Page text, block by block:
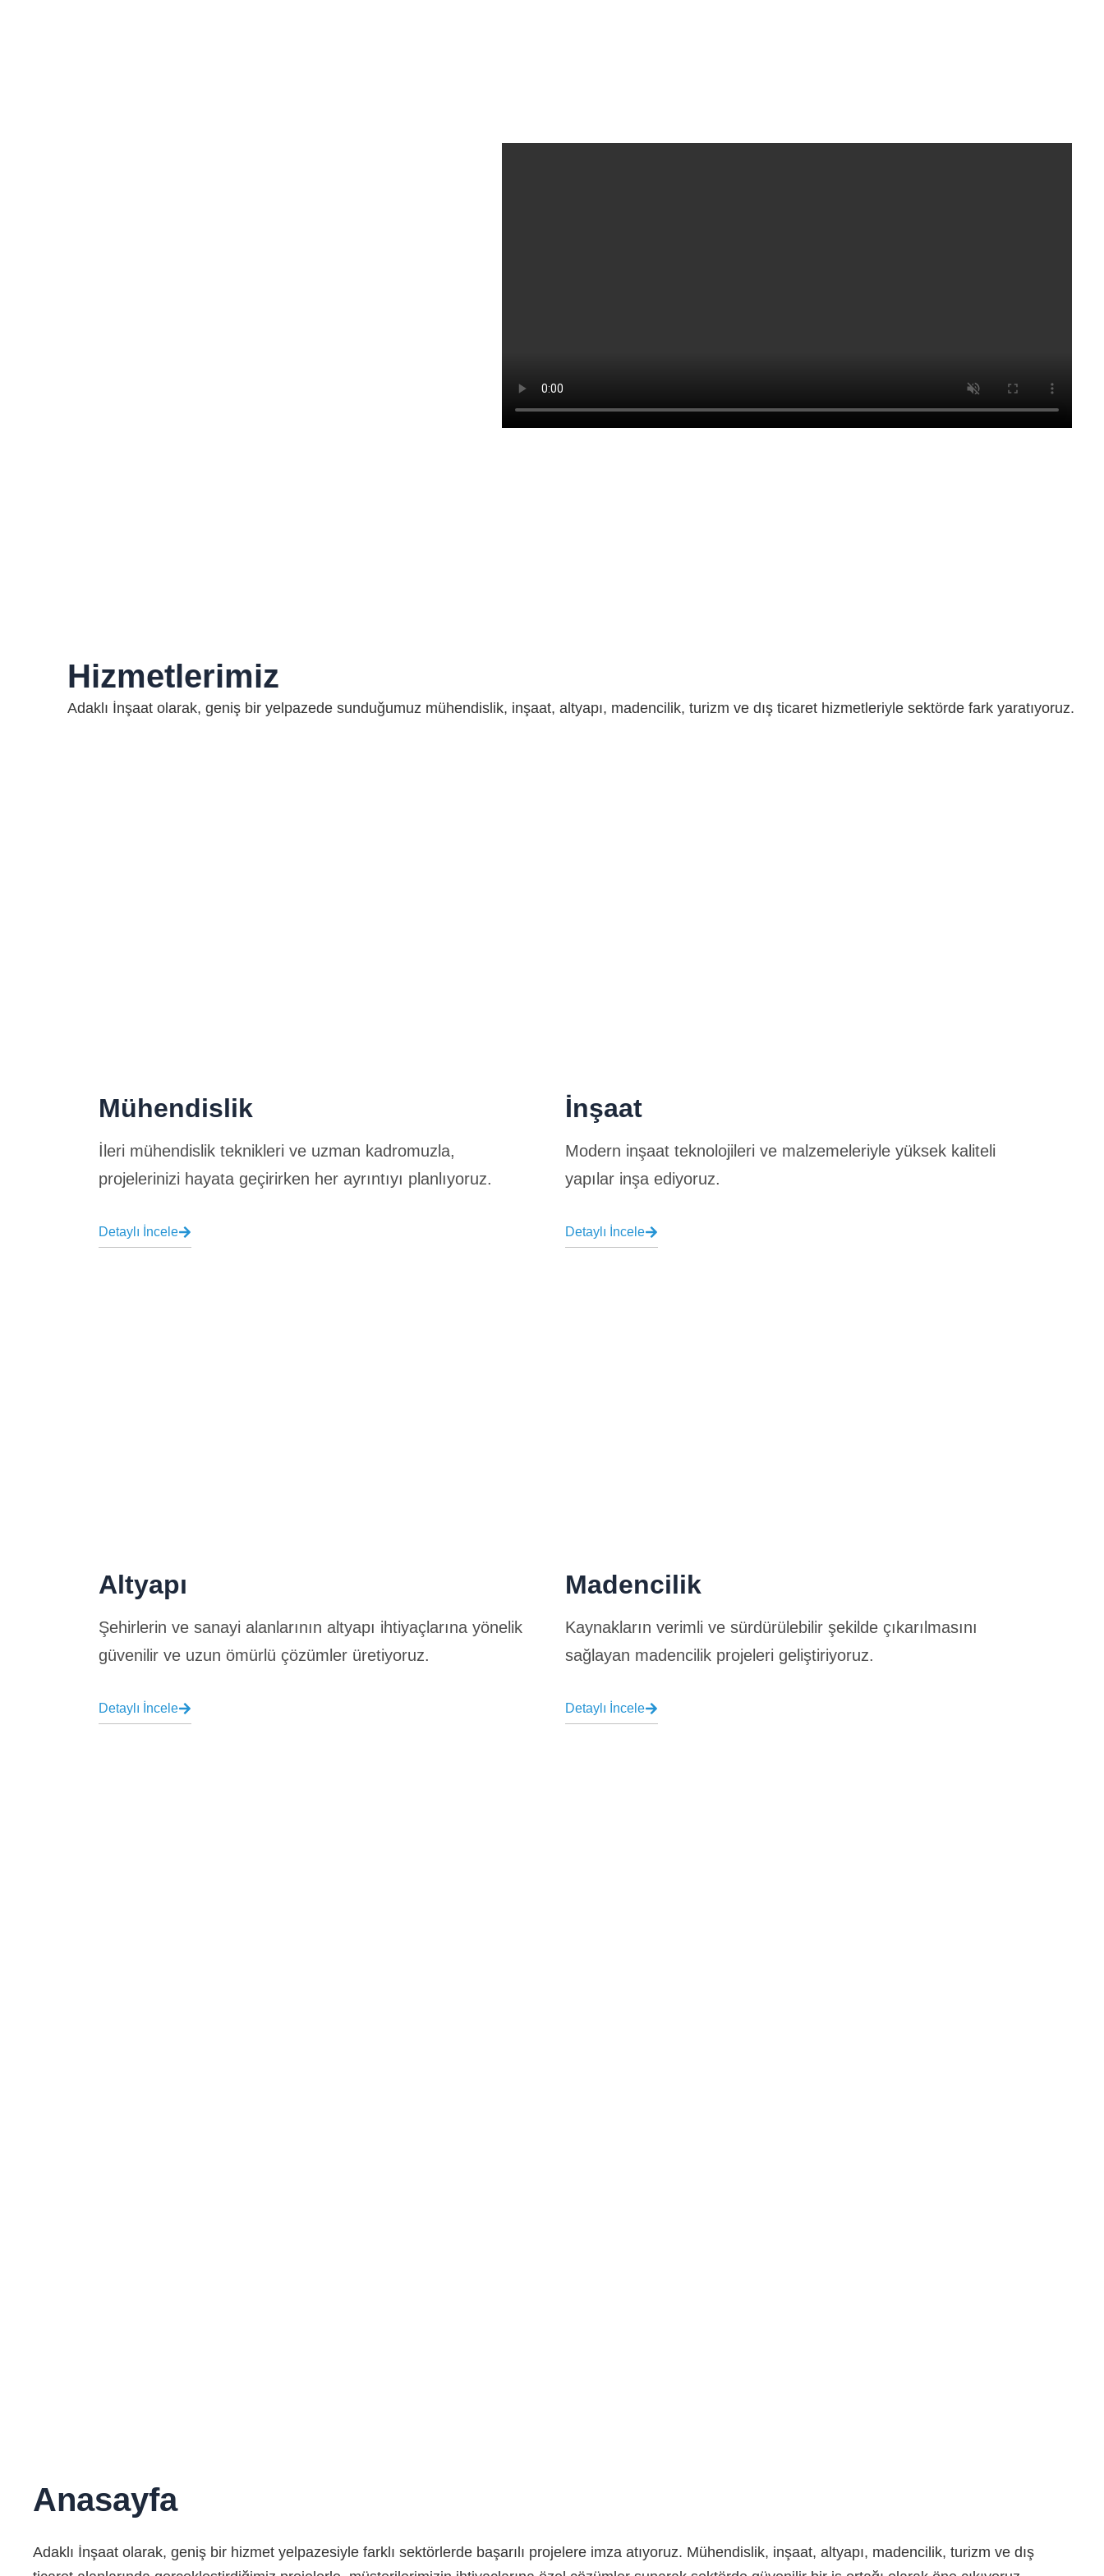
Hizmetlerimiz
Adaklı İnşaat olarak, geniş bir yelpazede sunduğumuz mühendislik, inşaat, altyapı, madencilik, turizm ve dış ticaret hizmetleriyle sektörde fark yaratıyoruz.
Mühendislik
İleri mühendislik teknikleri ve uzman kadromuzla,
projelerinizi hayata geçirirken her ayrıntıyı planlıyoruz.
Detaylı İncele
İnşaat
Modern inşaat teknolojileri ve malzemeleriyle yüksek kaliteli
yapılar inşa ediyoruz.
Detaylı İncele
Altyapı
Şehirlerin ve sanayi alanlarının altyapı ihtiyaçlarına yönelik
güvenilir ve uzun ömürlü çözümler üretiyoruz.
Detaylı İncele
Madencilik
Kaynakların verimli ve sürdürülebilir şekilde çıkarılmasını
sağlayan madencilik projeleri geliştiriyoruz.
Detaylı İncele
Anasayfa
Adaklı İnşaat olarak, geniş bir hizmet yelpazesiyle farklı sektörlerde başarılı projelere imza atıyoruz. Mühendislik, inşaat, altyapı, madencilik, turizm ve dış